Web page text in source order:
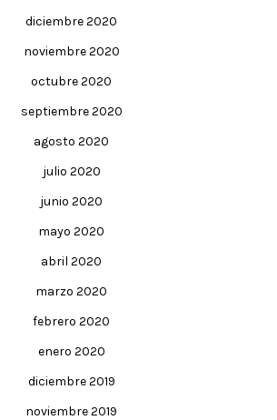
diciembre 2020
noviembre 2020
octubre 2020
septiembre 2020
agosto 2020
julio 2020
junio 2020
mayo 2020
abril 2020
marzo 2020
febrero 2020
enero 2020
diciembre 2019
noviembre 2019